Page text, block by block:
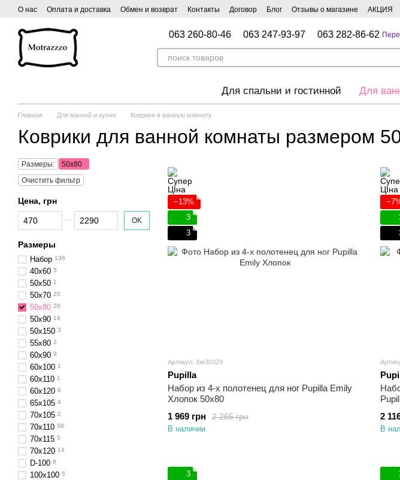
Перейти к основному контенту
О нас Оплата и доставка Обмен и возврат Контакты Договор Блог Отзывы о магазине АКЦИЯ
063 260-80-46 063 247-93-97 063 282-86-62
Для спальни и гостинной Для
Главная Для ванной и кухни Коврики в ванную комнату
Коврики для ванной комнаты размером
−13%
3
3
Артикул: Хм30329
Pupilla
Набор из 4-х полотенец для ног Pupilla Emily
Хлопок 50х80
2 265 грн
1 969 грн
В наличии
2
В
3
Размеры:
50x80
Очистить фильтр
Цена, грн
От Цена, грн
До Цена, грн OK
Размеры
Набор 136
40х60 5
50x50 1
50х70 20
50x80 26
50х90 18
50x150 3
55x80 2
60x90 9
60x100 1
60x110 1
60х120 6
65х105 4
70х105 2
70x110 58
70x115 5
70x120 14
D-100 8
100x100 5